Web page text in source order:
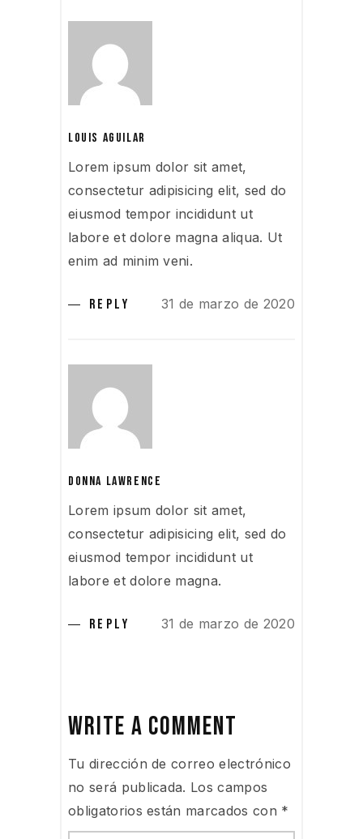
LOUIS AGUILAR
Lorem ipsum dolor sit amet,
consectetur adipisicing elit, sed do
eiusmod tempor incididunt ut
labore et dolore magna aliqua. Ut
enim ad minim veni.
REPLY 31 de marzo de 2020
DONNA LAWRENCE
Lorem ipsum dolor sit amet,
consectetur adipisicing elit, sed do
eiusmod tempor incididunt ut
labore et dolore magna.
REPLY 31 de marzo de 2020
WRITE A COMMENT
Tu dirección de correo electrónico
no será publicada. Los campos
obligatorios están marcados con *